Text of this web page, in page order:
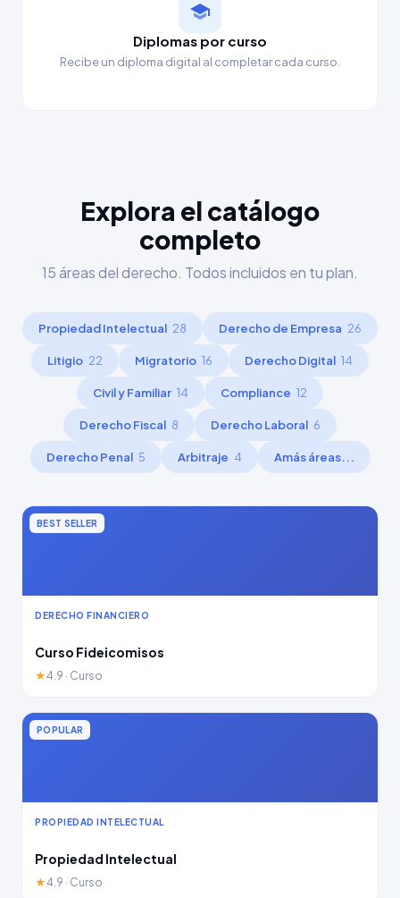
Diplomas por curso
Recibe un diploma digital al completar cada curso.
Explora el catálogo
completo
15 áreas del derecho. Todos incluidos en tu plan.
Propiedad Intelectual 28 Derecho de Empresa 26
Litigio 22 Migratorio 16 Derecho Digital 14
Civil y Familiar 14 Compliance 12
Derecho Fiscal 8 Derecho Laboral 6
Derecho Penal 5 Arbitraje 4 Amás áreas...
BEST SELLER
DERECHO FINANCIERO
Curso Fideicomisos
★4.9 · Curso
POPULAR
PROPIEDAD INTELECTUAL
Propiedad Intelectual
★4.9 · Curso